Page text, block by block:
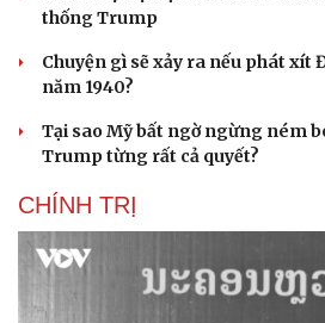
thống Trump
Chuyện gì sẽ xảy ra nếu phát xít
năm 1940?
Tại sao Mỹ bất ngờ ngừng ném
Trump từng rất cả quyết?
CHÍNH TRỊ